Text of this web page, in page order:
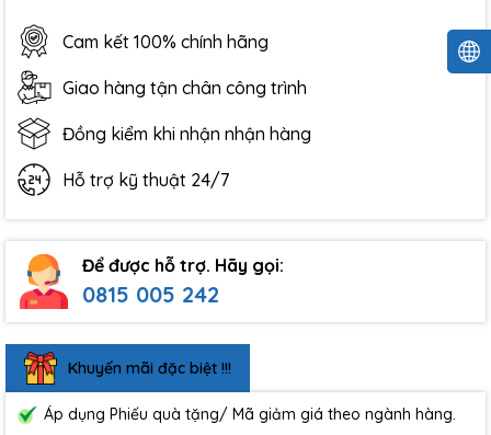
Cam kết 100% chính hãng
Giao hàng tận chân công trình
Đồng kiểm khi nhận nhận hàng
Hỗ trợ kỹ thuật 24/7
Để được hỗ trợ. Hãy gọi:
0815 005 242
Khuyến mãi đặc biệt !!!
Áp dụng Phiếu quà tặng/ Mã giảm giá theo ngành hàng.